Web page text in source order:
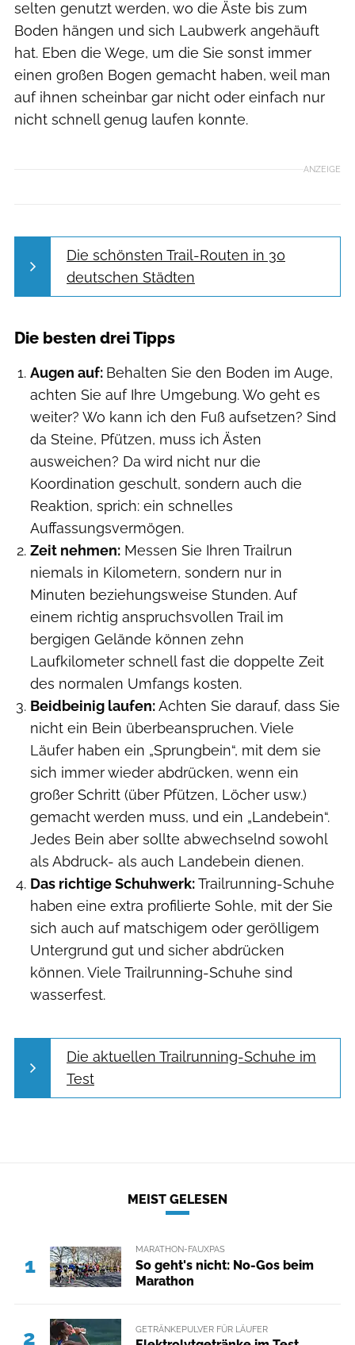
selten genutzt werden, wo die Äste bis zum
Boden hängen und sich Laubwerk angehäuft
hat. Eben die Wege, um die Sie sonst immer
einen großen ­Bogen ­gemacht haben, weil man
auf ihnen scheinbar gar nicht oder einfach nur
nicht schnell genug laufen konnte.
ANZEIGE
Die schönsten Trail-Routen in 30
deutschen Städten
Die besten drei Tipps
Augen auf: Behalten Sie den ­Boden im Auge,
achten Sie auf Ihre Umgebung. Wo geht es
weiter? Wo kann ich den Fuß aufsetzen? Sind
da Steine, Pfützen, muss ich Ästen
ausweichen? Da wird nicht nur die
Koordination geschult, sondern auch die
Reaktion, sprich: ein schnelles
Auffassungsvermögen.
Zeit nehmen: Messen Sie Ihren Trailrun
niemals in Kilometern, sondern nur in
Minuten beziehungsweise Stunden. Auf
einem richtig anspruchsvollen Trail im
bergigen Gelände können zehn
Laufkilometer schnell fast die doppelte Zeit
des normalen Umfangs kosten.
Beidbeinig laufen:Achten Sie darauf, dass Sie
nicht ein Bein überbeanspruchen. Viele
Läufer haben ein „Sprungbein“, mit dem sie
sich immer wieder abdrücken, wenn ein
großer Schritt (über Pfützen, Löcher usw.)
gemacht ­werden muss, und ein „Landebein“.
Jedes Bein aber sollte abwechselnd sowohl
als ­Abdruck- als auch Landebein dienen.
Das richtige Schuhwerk:Trailrunning-Schuhe
haben eine extra profilierte Sohle, mit der Sie
sich auch auf matschigem oder gerölligem
Untergrund gut und sicher abdrücken
können. Viele Trailrunning-Schuhe sind
wasserfest.
Die aktuellen Trailrunning-Schuhe im
Test
MEIST GELESEN
1
MARATHON-FAUXPAS
So geht's nicht: No-Gos beim
Marathon
2 GETRÄNKEPULVER FÜR LÄUFER